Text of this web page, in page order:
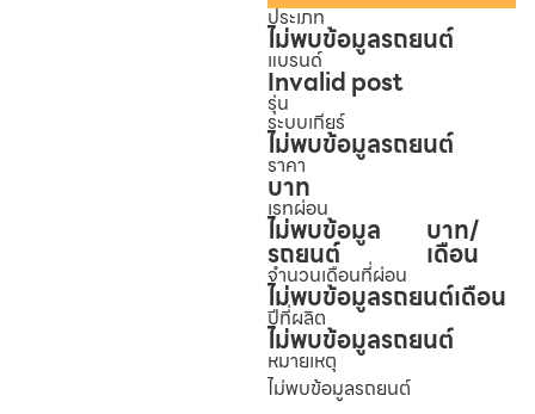
ประเภท
ไม่พบข้อมูลรถยนต์
แบรนด์
Invalid post
รุ่น
ระบบเกียร์
ไม่พบข้อมูลรถยนต์
ราคา
บาท
เรทผ่อน
ไม่พบข้อมูล
รถยนต์
บาท/
เดือน
จำนวนเดือนที่ผ่อน
ไม่พบข้อมูลรถยนต์เดือน
ปีที่ผลิต
ไม่พบข้อมูลรถยนต์
หมายเหตุ
ไม่พบข้อมูลรถยนต์